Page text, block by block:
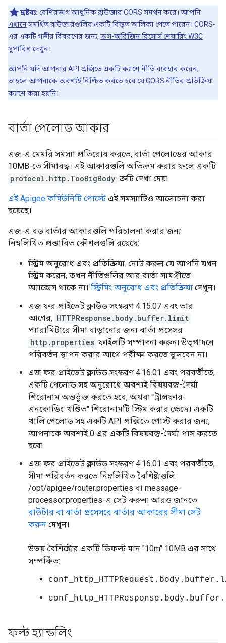
দ্রষ্টব্য: বেশিরভাগ আধুনিক ব্রাউজার CORS সমর্থন করে। আপনি
এখানেসমর্থিত ব্রাউজারগুলির একটি বিস্তৃত তালিকা পেতে পারেন। CORS-
এর একটি গভীর বিবরণের জন্য, ক্রস-অরিজিন রিসোর্স শেয়ারিং W3C
সুপারিশদেখুন।
আপনি যদি আপনার API প্রক্সিতে একটিক্যাশে নীতিব্যবহার করেন,
তাহলে আপনাকে অবশ্যই নিশ্চিত করতে হবে যে CORS নীতির প্রতিক্রিয়া
ক্যাশে করা হয়নি৷
বার্তা পেলোড আকার
এজ-এ মেমরি সমস্যা প্রতিরোধ করতে, বার্তা পেলোডের আকার
10MB-তে সীমাবদ্ধ। এই আকারগুলি অতিক্রম করার ফলে একটি
protocol.http.TooBigBody ত্রুটি দেখা দেয়৷
এই Apigee কমিউনিটি পোস্টে এই সমস্যাটিও আলোচনা করা
হয়েছে।
এজ-এ বড় বার্তার আকারগুলি পরিচালনা করার জন্য
নিম্নলিখিত প্রস্তাবিত কৌশলগুলি রয়েছে:
স্ট্রিম অনুরোধ এবং প্রতিক্রিয়া. নোট করুন যে আপনি যখন
স্ট্রিম করেন, তখন নীতিগুলির আর বার্তা সামগ্রীতে
অ্যাক্সেস থাকে না। স্ট্রিমিং অনুরোধ এবং প্রতিক্রিয়া দেখুন।
এজ ফর প্রাইভেট ক্লাউড সংস্করণ 4.15.07 এবং তার
আগের, HTTPResponse.body.buffer.limit
প্যারামিটারে সীমা বাড়ানোর জন্য বার্তা প্রসেসর
http.properties ফাইলটি সম্পাদনা করুন৷ উত্পাদনে
পরিবর্তন স্থাপন করার আগে পরীক্ষা করতে ভুলবেন না।
এজ ফর প্রাইভেট ক্লাউড সংস্করণ 4.16.01 এবং পরবর্তীতে,
একটি পেলোড সহ অনুরোধে অবশ্যই বিষয়বস্তু-দৈর্ঘ্য
শিরোনাম অন্তর্ভুক্ত করতে হবে, অথবা "ট্রান্সফার-
এনকোডিং: খণ্ডিত" শিরোনামটি স্ট্রিম করার ক্ষেত্রে। একটি
খালি পেলোড সহ একটি API প্রক্সিতে পোস্ট করার জন্য,
আপনাকে অবশ্যই 0 এর একটি বিষয়বস্তু-দৈর্ঘ্য পাস করতে
হবে৷
এজ ফর প্রাইভেট ক্লাউড সংস্করণ 4.16.01 এবং পরবর্তীতে,
সীমা পরিবর্তন করতে নিম্নলিখিত বৈশিষ্ট্যগুলি
/opt/apigee/router.properties বা message-
processor.properties-এ সেট করুন৷ আরও জানতে
রাউটার বা বার্তা প্রসেসরে বার্তার আকারের সীমা সেট
করুন দেখুন।
উভয় বৈশিষ্ট্যের একটি ডিফল্ট মান "10m" 10MB এর সাথে
সম্পর্কিত:
ফল্ট হ্যান্ডলিং